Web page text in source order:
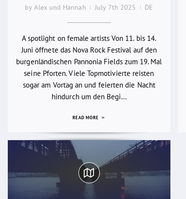
by Alex und Hannah July 7th 2025 DE
A spotlight on female artists Von 11. bis 14.
Juni öffnete das Nova Rock Festival auf den
burgenländischen Pannonia Fields zum 19. Mal
seine Pforten. Viele Topmotivierte reisten
sogar am Vortag an und feierten die Nacht
hindurch um den Begi...
READ MORE